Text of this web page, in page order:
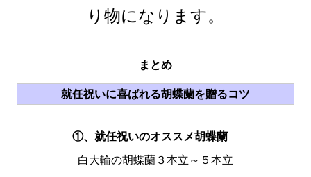
り物になります。
まとめ
就任祝いに喜ばれる胡蝶蘭を贈るコツ
①、就任祝いのオススメ胡蝶蘭
白大輪の胡蝶蘭３本立～５本立